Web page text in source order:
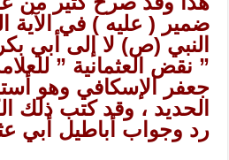
ضمير ( عليه ) في الآية
النبي (ص) لا إلى أبي
” نقض العثمانية ”
جعفر الإسكافي وهو
الحديد ، وقد كتب ذلك
رد وجواب أباطيل أبي